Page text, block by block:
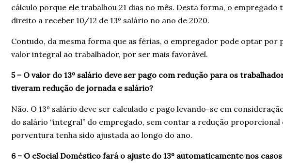
cálculo porque ele trabalhou 21 dias no mês. Desta forma, o empregado
direito a receber 10/12 de 13º salário no ano de 2020.
Contudo, da mesma forma que as férias, o empregador pode optar por
valor integral ao trabalhador, por ser mais favorável.
5 – O valor do 13º salário deve ser pago com redução para os
tiveram redução de jornada e salário?
Não. O 13º salário deve ser calculado e pago levando-se em
do salário “integral” do empregado, sem contar a redução proporcional
porventura tenha sido ajustada ao longo do ano.
6 – O eSocial Doméstico fará o ajuste do 13º automaticamente nos